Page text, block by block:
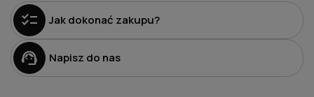
checklist Jak dokonać zakupu?
support_agent Napisz do nas